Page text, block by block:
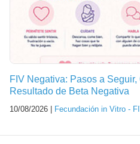
FIV Negativa: Pasos a
Resultado de Beta Negativa
10/08/2026 | Fecundación in Vitro -